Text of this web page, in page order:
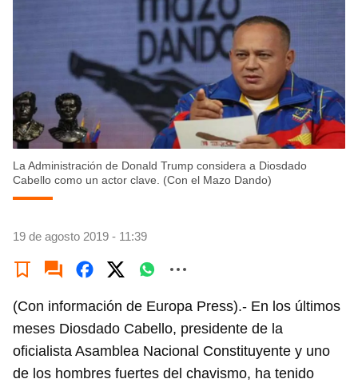
La Administración de Donald Trump considera a Diosdado
Cabello como un actor clave. (Con el Mazo Dando)
19 de agosto 2019 - 11:39
(Con información de Europa Press).- En los últimos
meses Diosdado Cabello, presidente de la
oficialista Asamblea Nacional Constituyente y uno
de los hombres fuertes del chavismo, ha tenido